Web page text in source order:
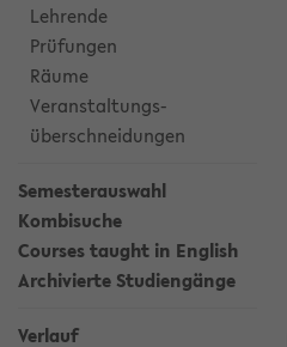
Lehrende
Prüfungen
Räume
Veranstaltungs-
überschneidungen
Semesterauswahl
Kombisuche
Courses taught in English
Archivierte Studiengänge
Verlauf